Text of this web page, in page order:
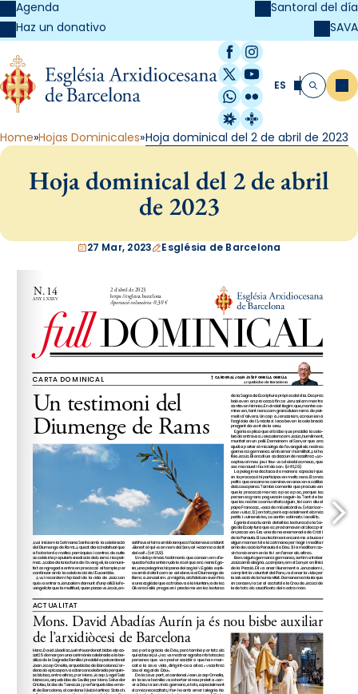
Agenda
Haz un donativo
Santoral del día
SAVA
Facebook
Instagram
X / Twitter
YouTube
WhatsApp
Flickr
Radio Estel
Catalunya
ES Buscar
Home Hojas Dominicales Hoja dominical del 2 de abril de 2023
Hoja dominical del 2 de abril
de 2023
27 Mar, 2023 Església de Barcelona